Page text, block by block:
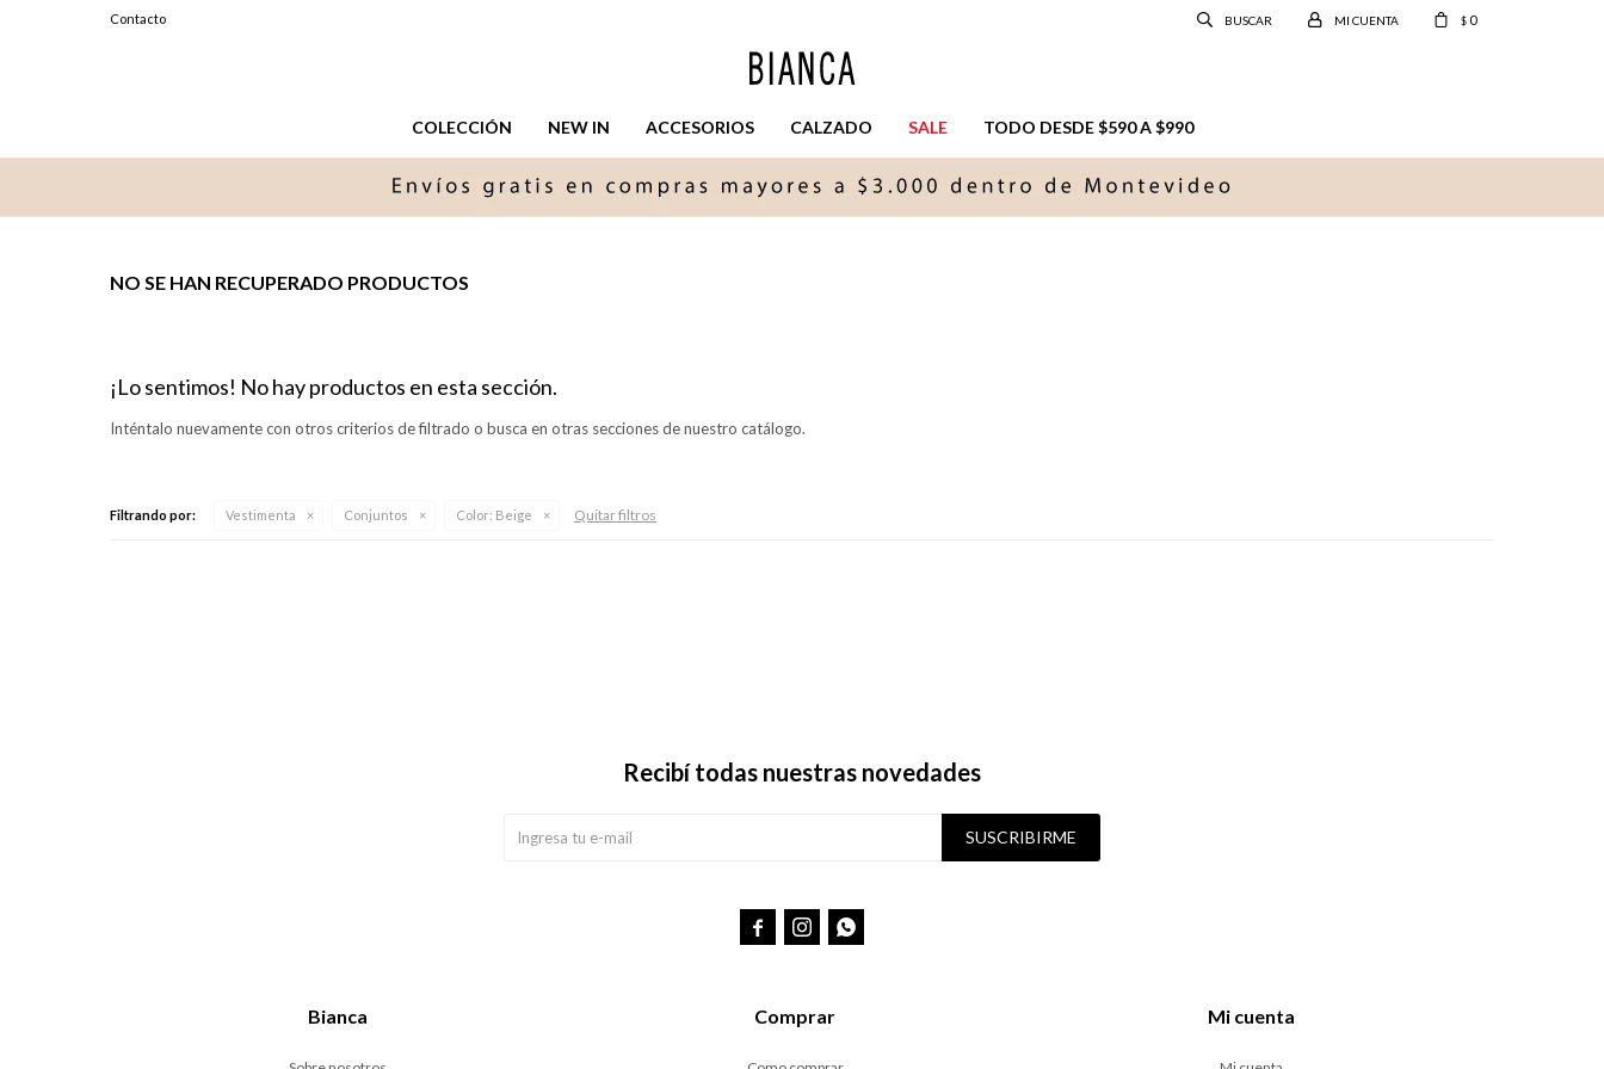
COLECCIÓN NEW IN ACCESORIOS CALZADO SALE TODO DESDE $590 A $990
$ 0
Contacto
NO SE HAN RECUPERADO PRODUCTOS
¡Lo sentimos! No hay productos en esta sección.
Inténtalo nuevamente con otros criterios de filtrado o busca en otras secciones de nuestro catálogo.
Filtrando por: Vestimenta Conjuntos Color: Beige Quitar filtros
Bianca Comprar Mi cuenta
Recibí todas nuestras novedades
SUSCRIBIRME
  